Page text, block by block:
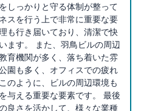
しっかりと守る体制が整って
スを行う上で非常に重要な要
も行き届いており、清潔で快
ます。 また、羽鳥ビルの周辺
育機関が多く、落ち着いた雰
園も多く、オフィスでの疲れ
のように、ビルの周辺環境も
与える重要な要素です。 最後
良さを活かして、様々な業種